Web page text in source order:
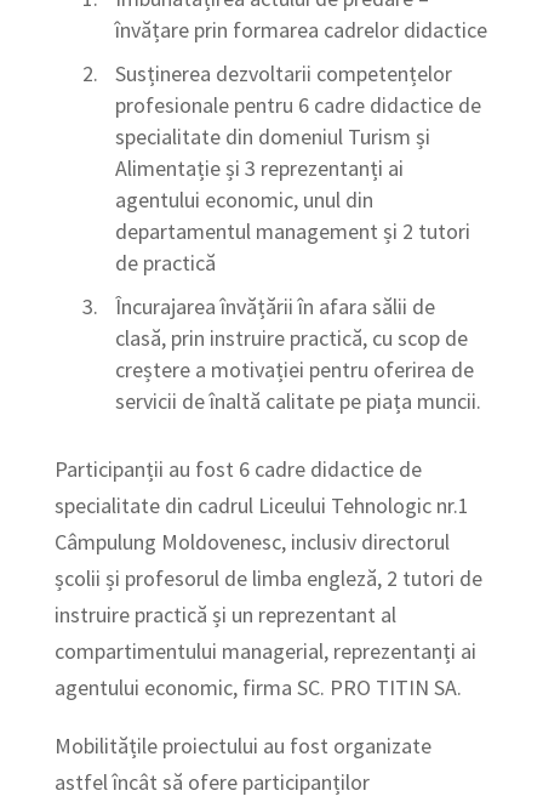
învățare prin formarea cadrelor didactice
Susținerea dezvoltarii competențelor
profesionale pentru 6 cadre didactice de
specialitate din domeniul Turism și
Alimentație și 3 reprezentanți ai
agentului economic, unul din
departamentul management și 2 tutori
de practică
Încurajarea învățării în afara sălii de
clasă, prin instruire practică, cu scop de
creștere a motivației pentru oferirea de
servicii de înaltă calitate pe piața muncii.
Participanții au fost 6 cadre didactice de
specialitate din cadrul Liceului Tehnologic nr.1
Câmpulung Moldovenesc, inclusiv directorul
școlii și profesorul de limba engleză, 2 tutori de
instruire practică și un reprezentant al
compartimentului managerial, reprezentanți ai
agentului economic, firma SC. PRO TITIN SA.
Mobilitățile proiectului au fost organizate
astfel încât să ofere participanților